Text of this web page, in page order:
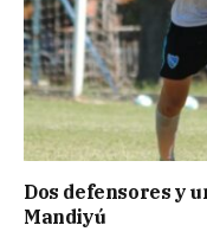
Dos defensores y
Mandiyú